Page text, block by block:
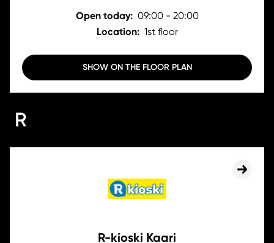
Open today: 09:00 - 20:00
Location: 1st floor
SHOW ON THE FLOOR PLAN
R
R-kioski Kaari